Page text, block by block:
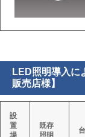
LED照明導入
販売店様】
設
置
場
既存
照明